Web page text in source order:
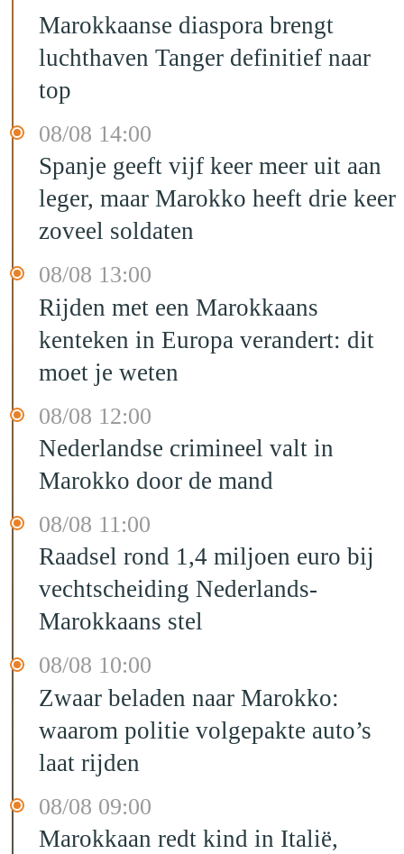
Marokkaanse diaspora brengt
luchthaven Tanger definitief naar
top
08/08 14:00
Spanje geeft vijf keer meer uit aan
leger, maar Marokko heeft drie keer
zoveel soldaten
08/08 13:00
Rijden met een Marokkaans
kenteken in Europa verandert: dit
moet je weten
08/08 12:00
Nederlandse crimineel valt in
Marokko door de mand
08/08 11:00
Raadsel rond 1,4 miljoen euro bij
vechtscheiding Nederlands-
Marokkaans stel
08/08 10:00
Zwaar beladen naar Marokko:
waarom politie volgepakte auto’s
laat rijden
08/08 09:00
Marokkaan redt kind in Italië,